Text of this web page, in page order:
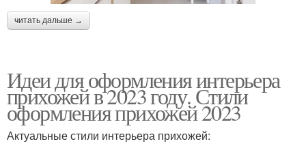
читать дальше →
Идеи для оформления интерьера
прихожей в 2023 году. Стили
оформления прихожей 2023
Актуальные стили интерьера прихожей: